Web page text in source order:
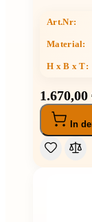
Art.Nr:
Material:
H x B x T:
1.670,00
In